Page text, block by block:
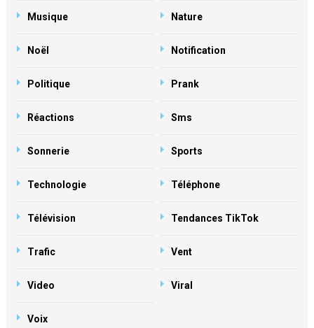
Musique Nature
Noël Notification
Politique Prank
Réactions Sms
Sonnerie Sports
Technologie Téléphone
Télévision Tendances TikTok
Trafic Vent
Video Viral
Voix